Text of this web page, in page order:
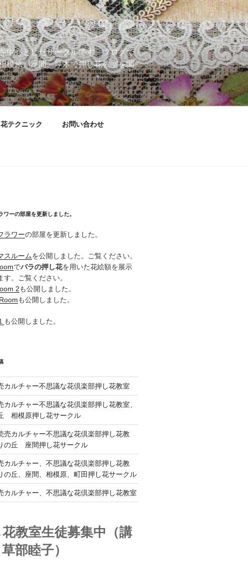
中心としたサークルです。ブログで
模原、座間、厚木で押し花教室を開
テクニック お問い合わせ
ワーの部屋を更新しました。
ラワーの部屋を更新しました。
スルームを公開しました。ご覧ください。
でバラの押し花を用いた花絵額を展示
す。ご覧ください。
2も公開しました。
も公開しました。
も公開しました。
カルチャー不思議な花倶楽部押し花教室
カルチャー不思議な花倶楽部押し花教室、
相模原押し花サークル
カルチャー不思議な花倶楽部押し花教
の丘 座間押し花サークル
カルチャー、不思議な花倶楽部押し花教
の丘、座間、相模原、町田押し花サークル
カルチャー、不思議な花倶楽部押し花教室
教室生徒募集中（講
部睦子）